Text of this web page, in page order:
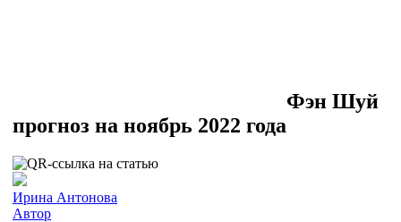
Фэн Шуй
прогноз на ноябрь 2022 года
Ирина Антонова
Автор